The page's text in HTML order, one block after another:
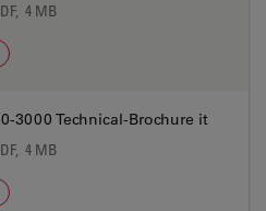
4 MB
3000 Technical-Brochure it
4 MB